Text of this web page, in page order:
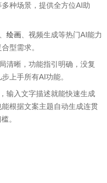
种场景，提供全方位AI助
绘画 、视频生成等热门AI能力
型需求。
清晰，功能指引明确，没复
上手所有AI功能。
输入文字描述就能快速生成
根据文案主题自动生成连贯
。